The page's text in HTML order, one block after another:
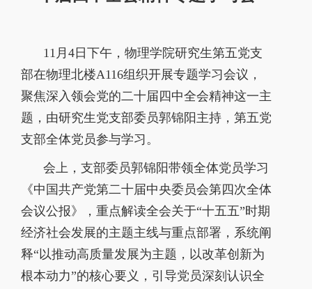
11 月4日下午，物理学院研究生第五党支
部在物理北楼A116组织开展专题学习会议，
聚焦深入领会党的二十届四中全会精神这一主
题，由研究生党支部委员郭锦阳主持，第五党
支部全体党员参与学习。
会上，支部委员郭锦阳带领全体党员学习
《中国共产党第二十届中央委员会第四次全体
会议公报》，重点解读全会关于“十五五”时期
经济社会发展的主题主线与重点部署，系统阐
释“以推动高质量发展为主题，以改革创新为
根本动力”的核心要义，引导党员深刻认识全